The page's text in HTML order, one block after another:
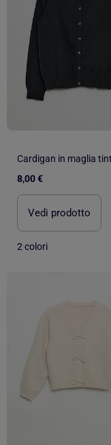
Cardigan in maglia
8,00 €
Vedi prodotto
2 colori